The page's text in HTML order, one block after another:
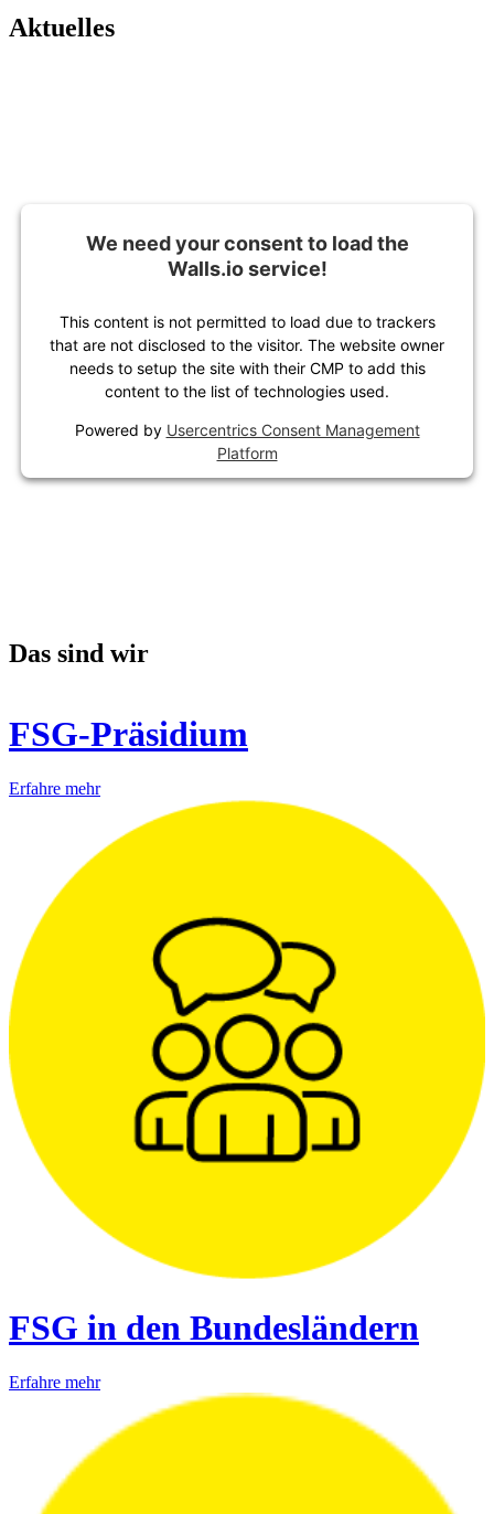
Aktuelles
We need your consent to load the
Walls.io service!
This content is not permitted to load due to trackers
that are not disclosed to the visitor. The website owner
needs to setup the site with their CMP to add this
content to the list of technologies used.
Powered by Usercentrics Consent Management
Platform
Das sind wir
FSG-Präsidium
Erfahre mehr
FSG in den Bundesländern
Erfahre mehr